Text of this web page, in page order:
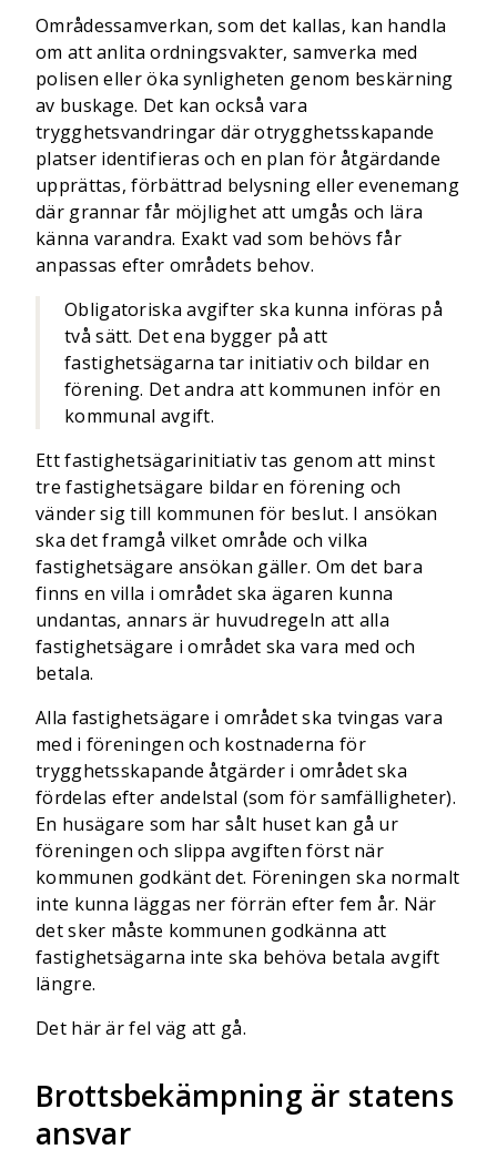
Områdessamverkan, som det kallas, kan handla
om att anlita ordningsvakter, samverka med
polisen eller öka synligheten genom beskärning
av buskage. Det kan också vara
trygghetsvandringar där otrygghetsskapande
platser identifieras och en plan för åtgärdande
upprättas, förbättrad belysning eller evenemang
där grannar får möjlighet att umgås och lära
känna varandra. Exakt vad som behövs får
anpassas efter områdets behov.
Obligatoriska avgifter ska kunna införas på
två sätt. Det ena bygger på att
fastighetsägarna tar initiativ och bildar en
förening. Det andra att kommunen inför en
kommunal avgift.
Ett fastighetsägarinitiativ tas genom att minst
tre fastighetsägare bildar en förening och
vänder sig till kommunen för beslut. I ansökan
ska det framgå vilket område och vilka
fastighetsägare ansökan gäller. Om det bara
finns en villa i området ska ägaren kunna
undantas, annars är huvudregeln att alla
fastighetsägare i området ska vara med och
betala.
Alla fastighetsägare i området ska tvingas vara
med i föreningen och kostnaderna för
trygghetsskapande åtgärder i området ska
fördelas efter andelstal (som för samfälligheter).
En husägare som har sålt huset kan gå ur
föreningen och slippa avgiften först när
kommunen godkänt det. Föreningen ska normalt
inte kunna läggas ner förrän efter fem år. När
det sker måste kommunen godkänna att
fastighetsägarna inte ska behöva betala avgift
längre.
Det här är fel väg att gå.
Brottsbekämpning är statens
ansvar